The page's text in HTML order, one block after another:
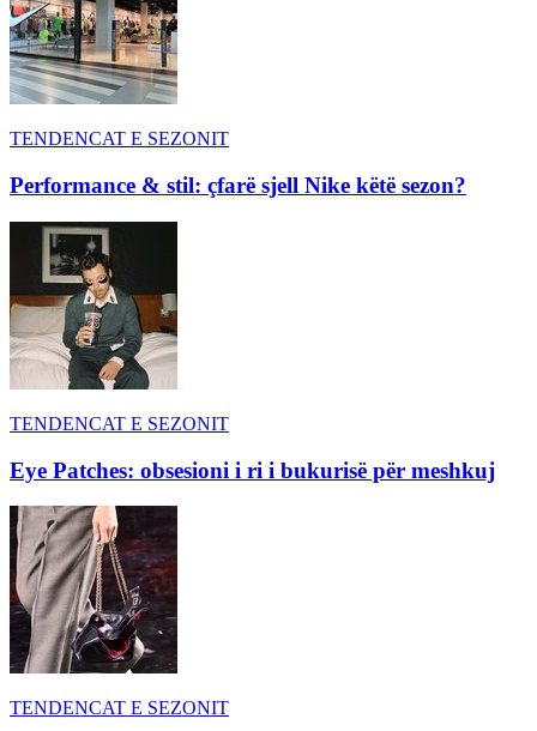
TENDENCAT E SEZONIT
Performance & stil: çfarë sjell Nike këtë sezon?
TENDENCAT E SEZONIT
Eye Patches: obsesioni i ri i bukurisë për meshkuj
TENDENCAT E SEZONIT